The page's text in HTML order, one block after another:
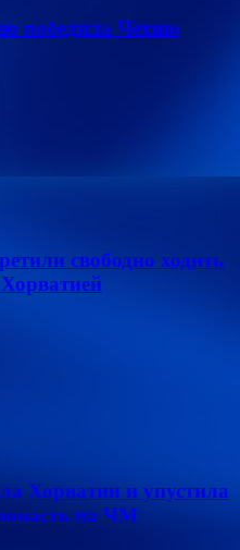
победила Чехию
свободно ходить
Хорватии и упустила
на ЧМ